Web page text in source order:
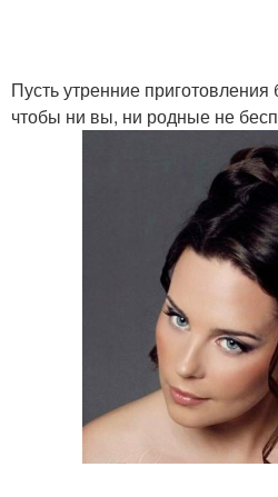
Пусть утренние
чтобы ни вы, ни родные не